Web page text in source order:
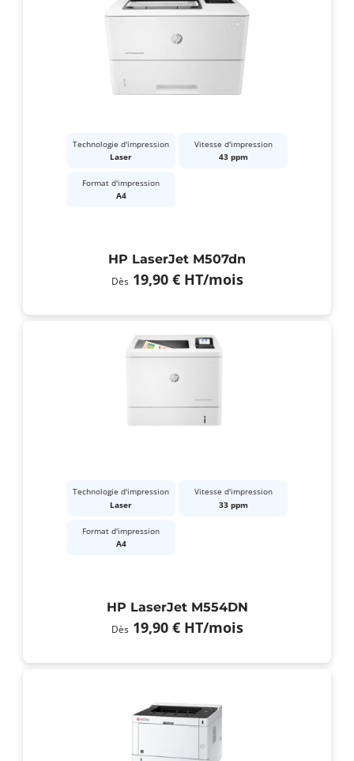
Technologie d'impression
Laser
Vitesse d'impression
43 ppm
Format d'impression
A4
HP LaserJet M507dn
Dès 19,90 € HT/mois
Technologie d'impression
Laser
Vitesse d'impression
33 ppm
Format d'impression
A4
HP LaserJet M554DN
Dès 19,90 € HT/mois